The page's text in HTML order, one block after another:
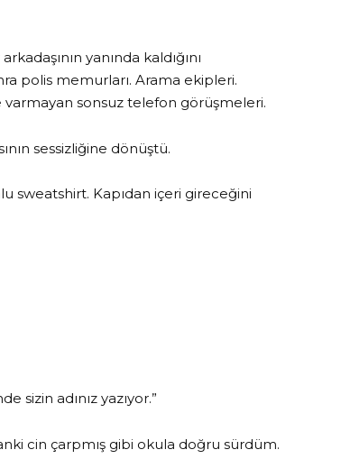
yanında kaldığını
polis memurları. Arama ekipleri.
varmayan sonsuz telefon görüşmeleri.
sessizliğine dönüştü.
sweatshirt. Kapıdan içeri gireceğini
sizin adınız yazıyor.”
cin çarpmış gibi okula doğru sürdüm.